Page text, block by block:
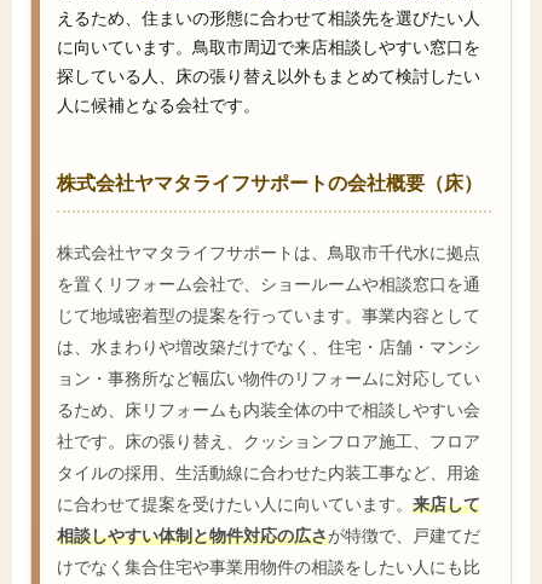
えるため、住まいの形態に合わせて相談先を選びたい人
に向いています。鳥取市周辺で来店相談しやすい窓口を
探している人、床の張り替え以外もまとめて検討したい
人に候補となる会社です。
株式会社ヤマタライフサポートの会社概要（床）
株式会社ヤマタライフサポートは、鳥取市千代水に拠点
を置くリフォーム会社で、ショールームや相談窓口を通
じて地域密着型の提案を行っています。事業内容として
は、水まわりや増改築だけでなく、住宅・店舗・マンシ
ョン・事務所など幅広い物件のリフォームに対応してい
るため、床リフォームも内装全体の中で相談しやすい会
社です。床の張り替え、クッションフロア施工、フロア
タイルの採用、生活動線に合わせた内装工事など、用途
に合わせて提案を受けたい人に向いています。 来店して
相談しやすい体制と物件対応の広さが特徴で、戸建てだ
けでなく集合住宅や事業用物件の相談をしたい人にも比